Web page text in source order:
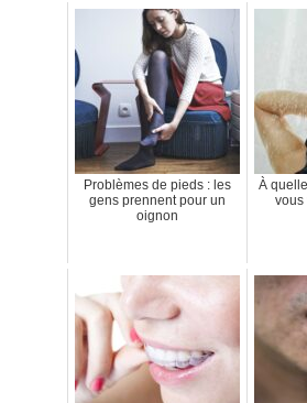
Problèmes de pieds : les
gens prennent pour un
oignon
À
vous